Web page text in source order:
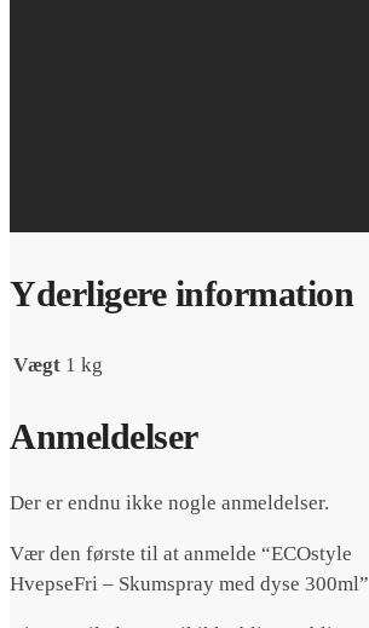
Yderligere information
Vægt 1 kg
Anmeldelser
Der er endnu ikke nogle anmeldelser.
Vær den første til at anmelde “ECOstyle
HvepseFri – Skumspray med dyse 300ml”